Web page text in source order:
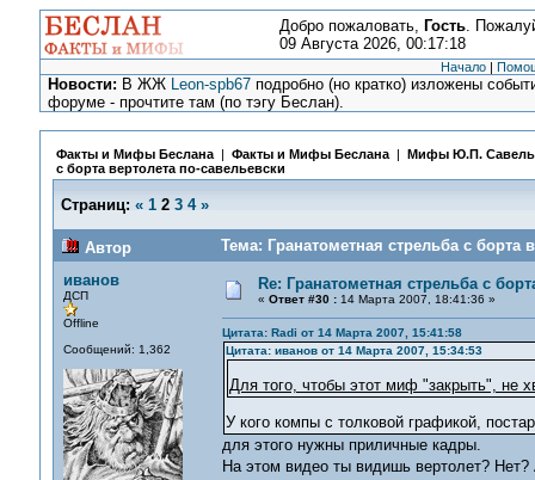
Добро пожаловать, Гость.
09 Августа 2026, 00:17:18
Начало |
Новости: В ЖЖ Leon-spb67 подробно (но кратко) изложены
форуме - прочтите там (по тэгу Беслан).
Факты и Мифы Беслана| Факты и Мифы Беслана| Мифы Ю.П.
с борта вертолета по-савельевски
Страниц: « 1 2 3 4 »
Автор
Тема: Гранатометная стрельба с борта
иванов
ДСП
Offline
Сообщений: 1,362
Re: Гранатометная стрельба с
« Ответ #30 :14 Марта 2007, 18:41:36 »
Цитата: Radi от 14 Марта 2007, 15:41:58
Цитата: иванов от 14 Марта 2007, 15:34:53
Для того, чтобы этот миф "закрыть", не
У кого компы с толковой графикой,
для этого нужны приличные кадры.
На этом видео ты видишь вертолет?